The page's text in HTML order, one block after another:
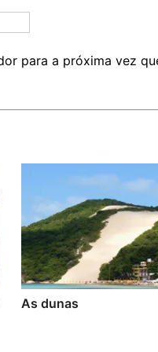
para a próxima vez
As dunas